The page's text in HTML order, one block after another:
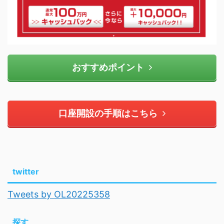
おすすめポイント
口座開設の手順はこちら
twitter
Tweets by OL20225358
探す